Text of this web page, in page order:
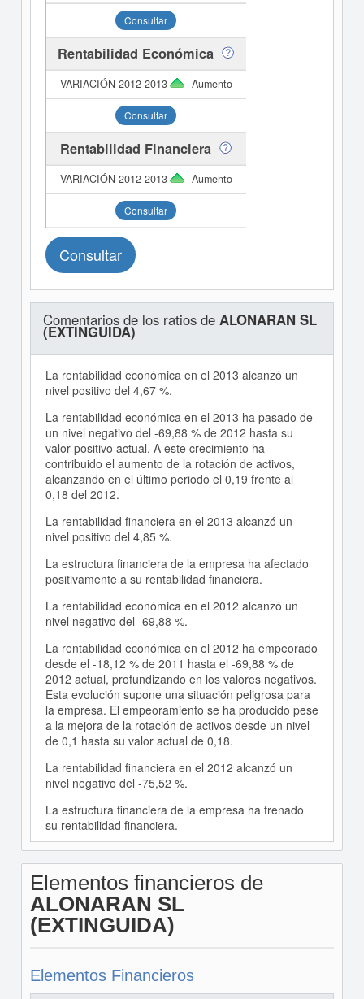
Consultar
Rentabilidad Económica
Aumento
Consultar
Rentabilidad Financiera
Aumento
Consultar
Consultar
Comentarios de los ratios de ALONARAN SL
(EXTINGUIDA)
La rentabilidad económica en el 2013 alcanzó un
nivel positivo del 4,67 %.
La rentabilidad económica en el 2013 ha pasado de
un nivel negativo del -69,88 % de 2012 hasta su
valor positivo actual. A este crecimiento ha
contribuido el aumento de la rotación de activos,
alcanzando en el último periodo el 0,19 frente al
0,18 del 2012.
La rentabilidad financiera en el 2013 alcanzó un
nivel positivo del 4,85 %.
La estructura financiera de la empresa ha afectado
positivamente a su rentabilidad financiera.
La rentabilidad económica en el 2012 alcanzó un
nivel negativo del -69,88 %.
La rentabilidad económica en el 2012 ha empeorado
desde el -18,12 % de 2011 hasta el -69,88 % de
2012 actual, profundizando en los valores negativos.
Esta evolución supone una situación peligrosa para
la empresa. El empeoramiento se ha producido pese
a la mejora de la rotación de activos desde un nivel
de 0,1 hasta su valor actual de 0,18.
La rentabilidad financiera en el 2012 alcanzó un
nivel negativo del -75,52 %.
La estructura financiera de la empresa ha frenado
su rentabilidad financiera.
Elementos financieros de
ALONARAN SL
(EXTINGUIDA)
Elementos Financieros